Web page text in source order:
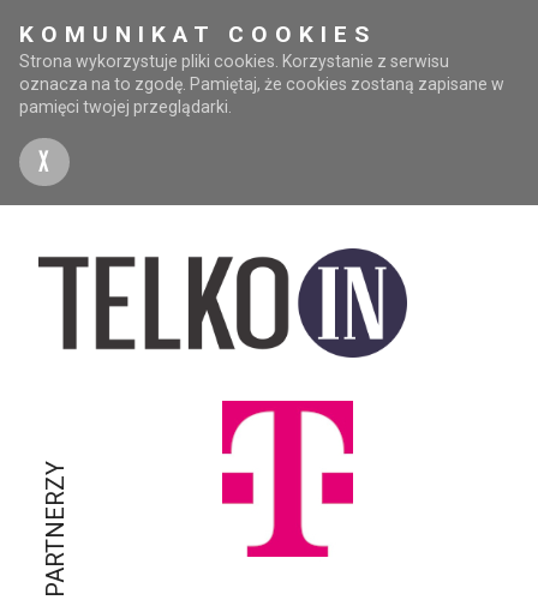
KOMUNIKAT COOKIES
Strona wykorzystuje pliki cookies. Korzystanie z serwisu
oznacza na to zgodę. Pamiętaj, że cookies zostaną zapisane w
pamięci twojej przeglądarki.
X
PARTNERZY